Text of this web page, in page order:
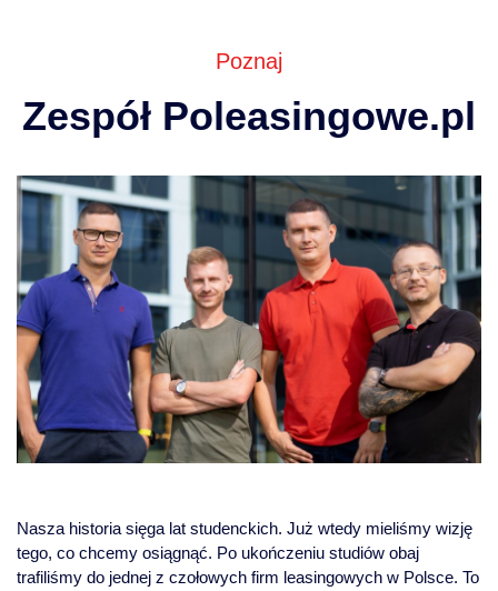
Poznaj
Zespół Poleasingowe.pl
Nasza historia sięga lat studenckich. Już wtedy mieliśmy wizję
tego, co chcemy osiągnąć. Po ukończeniu studiów obaj
trafiliśmy do jednej z czołowych firm leasingowych w Polsce. To